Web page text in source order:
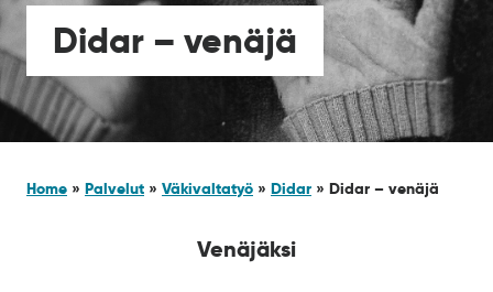
Didar – venäjä
Home » Palvelut » Väkivaltatyö » Didar » Didar – venäjä
Venäjäksi